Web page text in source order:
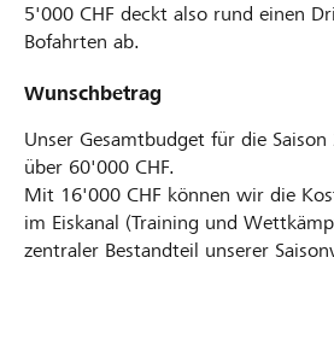
5'000 CHF deckt also rund einen
Bofahrten ab.
Wunschbetrag
Unser Gesamtbudget für die
über 60'000 CHF.
Mit 16'000 CHF können wir die
im Eiskanal (Training und
zentraler Bestandteil unserer